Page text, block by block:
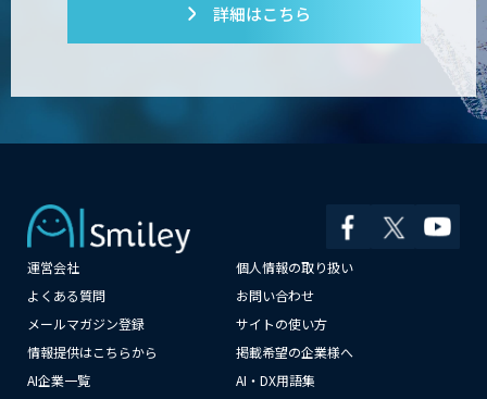
詳細はこちら
運営会社
個人情報の取り扱い
よくある質問
お問い合わせ
メールマガジン登録
サイトの使い方
情報提供はこちらから
掲載希望の企業様へ
AI企業一覧
AI・DX用語集